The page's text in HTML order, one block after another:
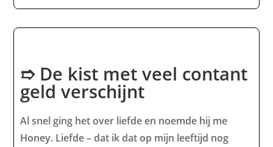
➱ De kist met veel contant
geld verschijnt
Al snel ging het over liefde en noemde hij me
Honey. Liefde – dat ik dat op mijn leeftijd nog